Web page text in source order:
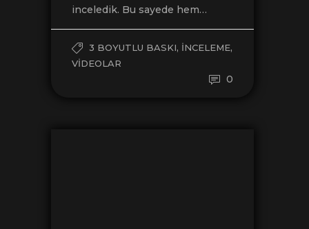
inceledik. Bu sayede hem…
3 BOYUTLU BASKI, İNCELEME,
VIDEOLAR
0